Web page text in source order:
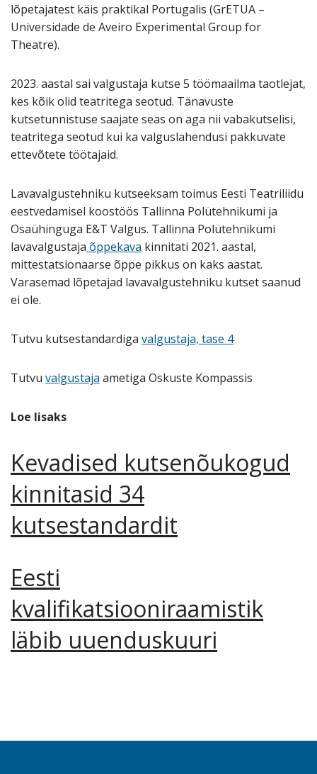
lõpetajatest käis praktikal Portugalis (GrETUA –
Universidade de Aveiro Experimental Group for
Theatre).
2023. aastal sai valgustaja kutse 5 töömaailma taotlejat,
kes kõik olid teatritega seotud. Tänavuste
kutsetunnistuse saajate seas on aga nii vabakutselisi,
teatritega seotud kui ka valguslahendusi pakkuvate
ettevõtete töötajaid.
Lavavalgustehniku kutseeksam toimus Eesti Teatriliidu
eestvedamisel koostöös Tallinna Polütehnikumi ja
Osaühinguga E&T Valgus. Tallinna Polütehnikumi
lavavalgustaja õppekava kinnitati 2021. aastal,
mittestatsionaarse õppe pikkus on kaks aastat.
Varasemad lõpetajad lavavalgustehniku kutset saanud
ei ole.
Tutvu kutsestandardiga valgustaja, tase 4
Tutvu valgustaja ametiga Oskuste Kompassis
Loe lisaks
Kevadised kutsenõukogud
kinnitasid 34
kutsestandardit
Eesti
kvalifikatsiooniraamistik
läbib uuenduskuuri